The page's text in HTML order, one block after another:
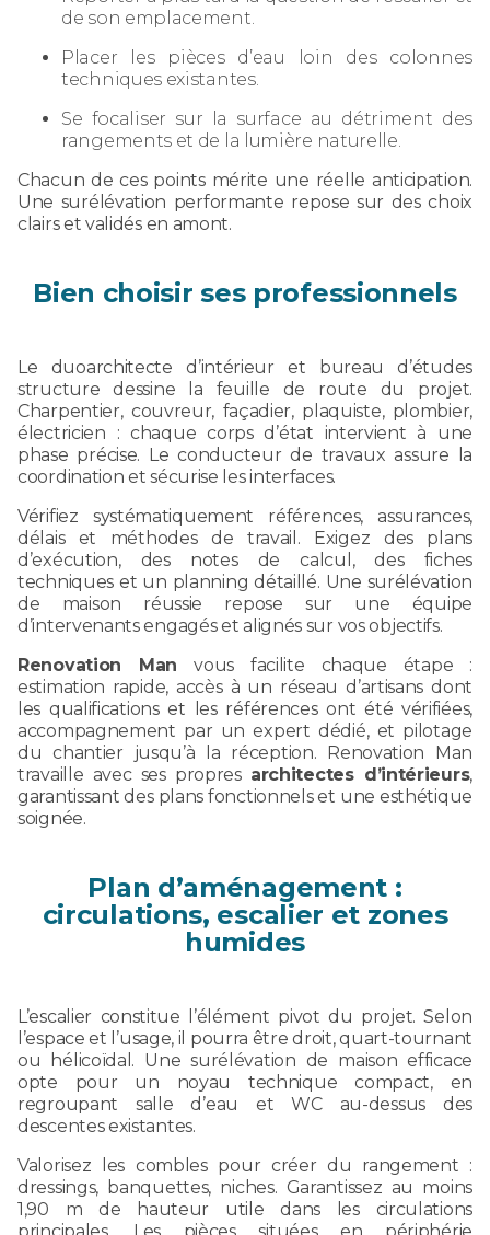
de son emplacement.
Placer les pièces d’eau loin des colonnes
techniques existantes.
Se focaliser sur la surface au détriment des
rangements et de la lumière naturelle.
Chacun de ces points mérite une réelle anticipation.
Une surélévation performante repose sur des choix
clairs et validés en amont.
Bien choisir ses professionnels
Le duoarchitecte d’intérieur et bureau d’études
structure dessine la feuille de route du projet.
Charpentier, couvreur, façadier, plaquiste, plombier,
électricien : chaque corps d’état intervient à une
phase précise. Le conducteur de travaux assure la
coordination et sécurise les interfaces.
Vérifiez systématiquement références, assurances,
délais et méthodes de travail. Exigez des plans
d’exécution, des notes de calcul, des fiches
techniques et un planning détaillé. Une surélévation
de maison réussie repose sur une équipe
d’intervenants engagés et alignés sur vos objectifs.
Renovation Man vous facilite chaque étape :
estimation rapide, accès à un réseau d’artisans dont
les qualifications et les références ont été vérifiées,
accompagnement par un expert dédié, et pilotage
du chantier jusqu’à la réception. Renovation Man
travaille avec ses propres architectes d’intérieurs,
garantissant des plans fonctionnels et une esthétique
soignée.
Plan d’aménagement :
circulations, escalier et zones
humides
L’escalier constitue l’élément pivot du projet. Selon
l’espace et l’usage, il pourra être droit, quart-tournant
ou hélicoïdal. Une surélévation de maison efficace
opte pour un noyau technique compact, en
regroupant salle d’eau et WC au-dessus des
descentes existantes.
Valorisez les combles pour créer du rangement :
dressings, banquettes, niches. Garantissez au moins
1,90 m de hauteur utile dans les circulations
principales. Les pièces situées en périphérie